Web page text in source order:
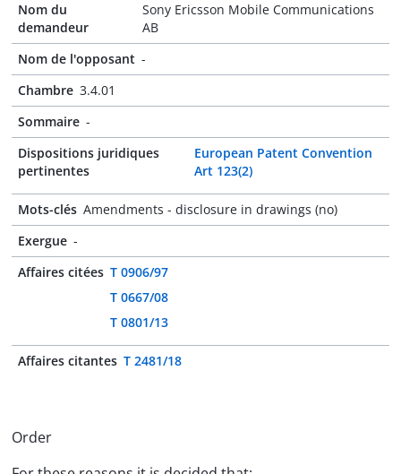
Nom du
demandeur
Sony Ericsson Mobile Communications
AB
Nom de l'opposant -
Chambre 3.4.01
Sommaire -
Dispositions juridiques
pertinentes
European Patent Convention
Art 123(2)
Mots-clés Amendments - disclosure in drawings (no)
Exergue -
Affaires citées T 0906/97
T 0667/08
T 0801/13
Affaires citantes T 2481/18
Order